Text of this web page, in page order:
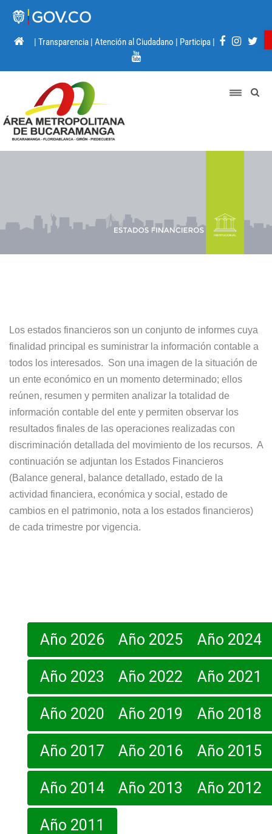
| Transparencia | Atención al Ciudadano | Participa |
Los estados financieros son un conjunto de informes cuya
finalidad principal es suministrar la información contable a
todos los interesados. Son una imagen de la situación de
un ente económico en un momento determinado; ellos
reúnen, resumen y permiten analizar la totalidad de
información contable del ente y permiten observar los
resultados finales de las operaciones realizadas con
discriminación detallada del movimiento de los recursos. A
continuación se adjuntan los Estados Financieros
(Balance general, balance detallado, estado de la
actividad financiera, económica y social, estado de
cambios en el patrimonio, nota a los estados financieros)
de cada trimestre por vigencia.
Año 2026 Año 2025 Año 2024
Año 2023 Año 2022 Año 2021
Año 2020 Año 2019 Año 2018
Año 2017 Año 2016 Año 2015
Año 2014 Año 2013 Año 2012
Año 2011